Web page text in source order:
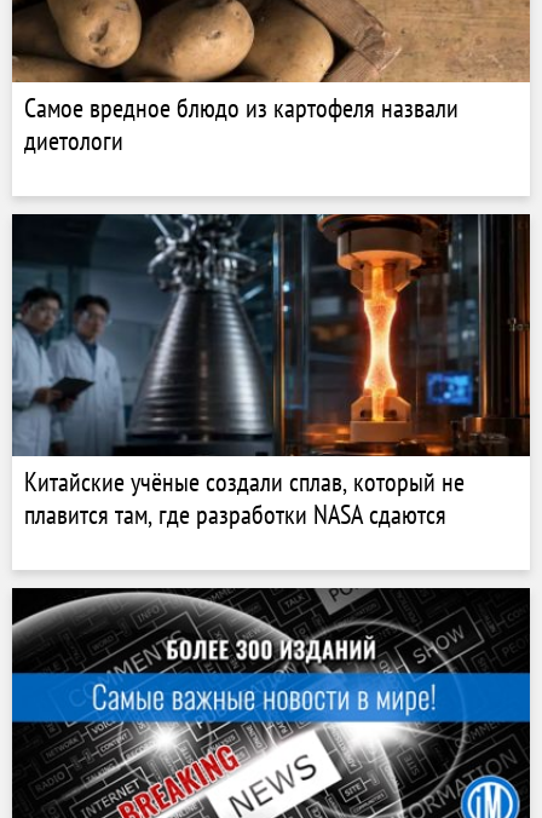
Самое вредное блюдо из картофеля назвали
диетологи
Китайские учёные создали сплав, который не
плавится там, где разработки NASA сдаются